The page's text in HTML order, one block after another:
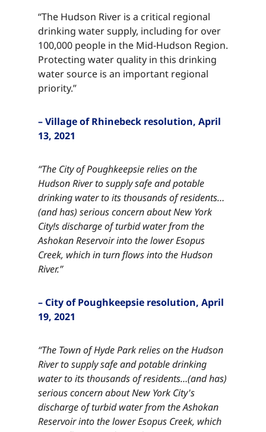
“The Hudson River is a critical regional
drinking water supply, including for over
100,000 people in the Mid-Hudson Region.
Protecting water quality in this drinking
water source is an important regional
priority.”​​​​‌ ‍ ​‍​‍‌‍ ‌ ​‍‌‍‍‌‌‍‌ ‌‍‍‌‌‍ ‍​‍​‍​ ‍‍​‍​‍‌ ​ ‌‍​‌‌‍ ‍‌‍‍‌‌ ‌​‌ ‍‌​‍ ‍‌‍‍‌‌‍ ​‍​‍​‍ ​​‍​‍‌‍‍​‌ ​‍‌‍‌‌‌‍‌‍​‍​‍​ ‍‍​‍​‍‌‍‍​‌ ‌​‌ ‌​‌ ​​‌ ​ ​ ‍‍​‍ ​‍ ‌‍​ ‌‍ ‌‌ ​ ​‍ ‍‌‍ ‌‌‍​‌‌‍‍‌‌‍ ‍​‍ ‍​ ​‍​ ​​​ ​‍​ ‌​‌ ​‍‌‍‌‌‌‍‌​‌‍‌‌‌ ​ ‌‍‍‌‌‍‌ ‌‍ ‍​‍ ‍‌ ​‍‌‍‍‌‌ ‌‍‌‍‌‌‌ ​‍‌‍‍ ‌‍‌‌‌‍‌‌‌ ​​‌‍‌‌‌ ​‍​‍ ‍‌‍ ‌ ​‍‌‍‌ ​‍ ‌‍‍‌‌‍ ‍‌ ‌​‌‍‌‌‌‍ ‍‌ ‌​​‍ ‌‍‌‌‌‍‌​‌‍‍‌‌ ‌​​‍ ‌‍ ‌‌‍ ‌‍‌​‌‍‌‌​ ‌‌ ​​‌ ​‍‌‍‌‌‌ ​ ‌‍‌‌‌‍ ‍‌ ‌​‌‍​‌‌ ‌​‌‍‍‌‌‍ ‌‍ ‍​ ‍ ‌‍‍‌‌‍‌​​ ‌​ ‌ ​ ​‌​ ​‌​ ​‌​ ​ ‌‍​‌​ ​​​ ​ ​‍ ‌​ ​‌​ ‌​​ ‌‌‌‍​ ​‍ ‌​ ‌​‌‍​‍​ ‌‌​ ‌ ​‍ ‌‌‍​‍​ ​​​ ‌‍‌‍​ ​‍ ‌​ ​​​ ‌ ​ ‌‌​ ​​​ ‍‌​ ​ ​ ​‍‌‍‌‍​ ​​​ ‍‌​ ​‌‌‍​‌​ ‍ ‌ ‌​‌ ‍‌‌ ​​‌‍‌‌​ ‌‌‍​‌‌ ​‍‌ ‌​‌‍‍‌‌‍​ ‌‍ ​‌‍‌‌​ ‍ ‌ ​​‌‍​‌‌ ‌​‌‍‍​​ ‌‌‍​ ‌‍ ‌‍ ‍‌ ‌​‌‍‌‌‌‍ ‍‌ ‌​​‍‌‌​ ‌‌‌​​‍‌‌ ‌‍‍ ‌‍‌‌‌ ‍‌​‍‌‌​ ​ ‌​‌​​‍‌‌​ ​ ‌​‌​​‍‌‌​ ​‍​ ​‍​ ‍‌​ ​‌​ ​‍​ ‌ ‌‍​‌‌‍​‌​ ​‌​ ‌ ​ ​ ‌‍​‍​ ​‍​ ​‌​‍‌‌​ ​‍​ ​‍​‍‌‌​ ‌‌‌​‌​​‍ ‍‌‍​ ‌‍‍​‌‍‍‌‌‍ ​‌‍‌​‌ ​‍‌‍‌‌‌‍ ‍​‍‌‌​ ‌‌‌​​‍‌‌ ‌‍‍ ‌‍‌‌‌ ‍‌​‍‌‌​ ​ ‌​‌​​‍‌‌​ ​ ‌​‌​​‍‌‌​ ​‍​ ​‍​ ‍‌​ ​‌​ ​‍​ ‌ ‌‍​‌‌‍​‌​ ​‌​ ‌ ​ ​ ‌‍​‍​ ​‍​ ​‌​ ​​​‍‌‌​ ​‍​ ​‍​‍‌‌​ ‌‌‌​‌​​‍ ‍‌ ‌​‌‍‌‌‌ ‍​‌ ‌​​ ‌‍​‍‌‍​‌‌ ​ ‌‍‌‌‌‌‌‌‌ ​‍‌‍ ​​ ‌‌‍‍​‌ ‌​‌ ‌​‌ ​​‌ ​ ​‍‌‌​ ​ ‌​​‌​‍‌‌​ ​‍‌​‌‍​‍‌‌​ ​‍‌​‌‍‌‍​ ‌‍ ‌‌ ​ ​‍ ‍‌‍ ‌‌‍​‌‌‍‍‌‌‍ ‍​‍ ‍​ ​‍​ ​​​ ​‍​ ‌​‌ ​‍‌‍‌‌‌‍‌​‌‍‌‌‌ ​ ‌‍‍‌‌‍‌ ‌‍ ‍​‍ ‍‌ ​‍‌‍‍‌‌ ‌‍‌‍‌‌‌ ​‍‌‍‍ ‌‍‌‌‌‍‌‌‌ ​​‌‍‌‌‌ ​‍​‍ ‍‌‍ ‌ ​‍‌‍‌ ​‍‌‍‌‍‍‌‌‍‌​​ ‌​ ‌ ​ ​‌​ ​‌​ ​‌​ ​ ‌‍​‌​ ​​​ ​ ​‍ ‌​ ​‌​ ‌​​ ‌‌‌‍​ ​‍ ‌​ ‌​‌‍​‍​ ‌‌​ ‌ ​‍ ‌‌‍​‍​ ​​​ ‌‍‌‍​ ​‍ ‌​ ​​​ ‌ ​ ‌‌​ ​​​ ‍‌​ ​ ​ ​‍‌‍‌‍​ ​​​ ‍‌​ ​‌‌‍​‌​‍‌‍‌ ‌​‌ ‍‌‌ ​​‌‍‌‌​ ‌‌‍​‌‌ ​‍‌ ‌​‌‍‍‌‌‍​ ‌‍ ​‌‍‌‌​‍‌‍‌ ​​‌‍​‌‌ ‌​‌‍‍​​ ‌‌‍​ ‌‍ ‌‍ ‍‌ ‌​‌‍‌‌‌‍ ‍‌ ‌​​‍‌‌​ ‌‌‌​​‍‌‌ ‌‍‍ ‌‍‌‌‌ ‍‌​‍‌‌​ ​ ‌​‌​​‍‌‌​ ​ ‌​‌​​‍‌‌​ ​‍​ ​‍​ ‍‌​ ​‌​ ​‍​ ‌ ‌‍​‌‌‍​‌​ ​‌​ ‌ ​ ​ ‌‍​‍​ ​‍​ ​‌​‍‌‌​ ​‍​ ​‍​‍‌‌​ ‌‌‌​‌​​‍ ‍‌‍​ ‌‍‍​‌‍‍‌‌‍ ​‌‍‌​‌ ​‍‌‍‌‌‌‍ ‍​‍‌‌​ ‌‌‌​​‍‌‌ ‌‍‍ ‌‍‌‌‌ ‍‌​‍‌‌​ ​ ‌​‌​​‍‌‌​ ​ ‌​‌​​‍‌‌​ ​‍​ ​‍​ ‍‌​ ​‌​ ​‍​ ‌ ‌‍​‌‌‍​‌​ ​‌​ ‌ ​ ​ ‌‍​‍​ ​‍​ ​‌​ ​​​‍‌‌​ ​‍​ ​‍​‍‌‌​ ‌‌‌​‌​​‍ ‍‌ ‌​‌‍‌‌‌ ‍​‌ ‌​​‍‌‍‌ ​​‌‍‌‌‌ ​‍‌ ​ ‌ ​​‌‍‌‌‌‍​ ‌ ‌​‌‍‍‌‌ ‌‍‌‍‌‌​ ‌‌ ​​‌ ‌‌‌‍​‍‌‍ ​‌‍‍‌‌ ​ ‌‍‍​‌‍‌‌‌‍‌​​‍​‍‌ ‌
– Village of Rhinebeck resolution, April
13, 2021​​​​‌ ‍ ​‍​‍‌‍ ‌ ​‍‌‍‍‌‌‍‌ ‌‍‍‌‌‍ ‍​‍​‍​ ‍‍​‍​‍‌ ​ ‌‍​‌‌‍ ‍‌‍‍‌‌ ‌​‌ ‍‌​‍ ‍‌‍‍‌‌‍ ​‍​‍​‍ ​​‍​‍‌‍‍​‌ ​‍‌‍‌‌‌‍‌‍​‍​‍​ ‍‍​‍​‍‌‍‍​‌ ‌​‌ ‌​‌ ​​‌ ​ ​ ‍‍​‍ ​‍ ‌‍​ ‌‍ ‌‌ ​ ​‍ ‍‌‍ ‌‌‍​‌‌‍‍‌‌‍ ‍​‍ ‍​ ​‍​ ​​​ ​‍​ ‌​‌ ​‍‌‍‌‌‌‍‌​‌‍‌‌‌ ​ ‌‍‍‌‌‍‌ ‌‍ ‍​‍ ‍‌ ​‍‌‍‍‌‌ ‌‍‌‍‌‌‌ ​‍‌‍‍ ‌‍‌‌‌‍‌‌‌ ​​‌‍‌‌‌ ​‍​‍ ‍‌‍ ‌ ​‍‌‍‌ ​‍ ‌‍‍‌‌‍ ‍‌ ‌​‌‍‌‌‌‍ ‍‌ ‌​​‍ ‌‍‌‌‌‍‌​‌‍‍‌‌ ‌​​‍ ‌‍ ‌‌‍ ‌‍‌​‌‍‌‌​ ‌‌ ​​‌ ​‍‌‍‌‌‌ ​ ‌‍‌‌‌‍ ‍‌ ‌​‌‍​‌‌ ‌​‌‍‍‌‌‍ ‌‍ ‍​ ‍ ‌‍‍‌‌‍‌​​ ‌​ ‌ ​ ​‌​ ​‌​ ​‌​ ​ ‌‍​‌​ ​​​ ​ ​‍ ‌​ ​‌​ ‌​​ ‌‌‌‍​ ​‍ ‌​ ‌​‌‍​‍​ ‌‌​ ‌ ​‍ ‌‌‍​‍​ ​​​ ‌‍‌‍​ ​‍ ‌​ ​​​ ‌ ​ ‌‌​ ​​​ ‍‌​ ​ ​ ​‍‌‍‌‍​ ​​​ ‍‌​ ​‌‌‍​‌​ ‍ ‌ ‌​‌ ‍‌‌ ​​‌‍‌‌​ ‌‌‍​‌‌ ​‍‌ ‌​‌‍‍‌‌‍​ ‌‍ ​‌‍‌‌​ ‍ ‌ ​​‌‍​‌‌ ‌​‌‍‍​​ ‌‌‍​ ‌‍ ‌‍ ‍‌ ‌​‌‍‌‌‌‍ ‍‌ ‌​​‍‌‌​ ‌‌‌​​‍‌‌ ‌‍‍ ‌‍‌‌‌ ‍‌​‍‌‌​ ​ ‌​‌​​‍‌‌​ ​ ‌​‌​​‍‌‌​ ​‍​ ​‍​ ​‌‌‍​ ​ ‍​​ ​‌​ ​ ​ ‍​​ ‌‍‌‍‌‌‌‍​ ​ ​ ​ ‌ ​ ‌‍​‍‌‌​ ​‍​ ​‍​‍‌‌​ ‌‌‌​‌​​‍ ‍‌‍​ ‌‍‍​‌‍‍‌‌‍ ​‌‍‌​‌ ​‍‌‍‌‌‌‍ ‍​‍‌‌​ ‌‌‌​​‍‌‌ ‌‍‍ ‌‍‌‌‌ ‍‌​‍‌‌​ ​ ‌​‌​​‍‌‌​ ​ ‌​‌​​‍‌‌​ ​‍​ ​‍​ ​‌‌‍​ ​ ‍​​ ​‌​ ​ ​ ‍​​ ‌‍‌‍‌‌‌‍​ ​ ​ ​ ‌ ​ ‌‍​ ​​​‍‌‌​ ​‍​ ​‍​‍‌‌​ ‌‌‌​‌​​‍ ‍‌ ‌​‌‍‌‌‌ ‍​‌ ‌​​ ‌‍​‍‌‍​‌‌ ​ ‌‍‌‌‌‌‌‌‌ ​‍‌‍ ​​ ‌‌‍‍​‌ ‌​‌ ‌​‌ ​​‌ ​ ​‍‌‌​ ​ ‌​​‌​‍‌‌​ ​‍‌​‌‍​‍‌‌​ ​‍‌​‌‍‌‍​ ‌‍ ‌‌ ​ ​‍ ‍‌‍ ‌‌‍​‌‌‍‍‌‌‍ ‍​‍ ‍​ ​‍​ ​​​ ​‍​ ‌​‌ ​‍‌‍‌‌‌‍‌​‌‍‌‌‌ ​ ‌‍‍‌‌‍‌ ‌‍ ‍​‍ ‍‌ ​‍‌‍‍‌‌ ‌‍‌‍‌‌‌ ​‍‌‍‍ ‌‍‌‌‌‍‌‌‌ ​​‌‍‌‌‌ ​‍​‍ ‍‌‍ ‌ ​‍‌‍‌ ​‍‌‍‌‍‍‌‌‍‌​​ ‌​ ‌ ​ ​‌​ ​‌​ ​‌​ ​ ‌‍​‌​ ​​​ ​ ​‍ ‌​ ​‌​ ‌​​ ‌‌‌‍​ ​‍ ‌​ ‌​‌‍​‍​ ‌‌​ ‌ ​‍ ‌‌‍​‍​ ​​​ ‌‍‌‍​ ​‍ ‌​ ​​​ ‌ ​ ‌‌​ ​​​ ‍‌​ ​ ​ ​‍‌‍‌‍​ ​​​ ‍‌​ ​‌‌‍​‌​‍‌‍‌ ‌​‌ ‍‌‌ ​​‌‍‌‌​ ‌‌‍​‌‌ ​‍‌ ‌​‌‍‍‌‌‍​ ‌‍ ​‌‍‌‌​‍‌‍‌ ​​‌‍​‌‌ ‌​‌‍‍​​ ‌‌‍​ ‌‍ ‌‍ ‍‌ ‌​‌‍‌‌‌‍ ‍‌ ‌​​‍‌‌​ ‌‌‌​​‍‌‌ ‌‍‍ ‌‍‌‌‌ ‍‌​‍‌‌​ ​ ‌​‌​​‍‌‌​ ​ ‌​‌​​‍‌‌​ ​‍​ ​‍​ ​‌‌‍​ ​ ‍​​ ​‌​ ​ ​ ‍​​ ‌‍‌‍‌‌‌‍​ ​ ​ ​ ‌ ​ ‌‍​‍‌‌​ ​‍​ ​‍​‍‌‌​ ‌‌‌​‌​​‍ ‍‌‍​ ‌‍‍​‌‍‍‌‌‍ ​‌‍‌​‌ ​‍‌‍‌‌‌‍ ‍​‍‌‌​ ‌‌‌​​‍‌‌ ‌‍‍ ‌‍‌‌‌ ‍‌​‍‌‌​ ​ ‌​‌​​‍‌‌​ ​ ‌​‌​​‍‌‌​ ​‍​ ​‍​ ​‌‌‍​ ​ ‍​​ ​‌​ ​ ​ ‍​​ ‌‍‌‍‌‌‌‍​ ​ ​ ​ ‌ ​ ‌‍​ ​​​‍‌‌​ ​‍​ ​‍​‍‌‌​ ‌‌‌​‌​​‍ ‍‌ ‌​‌‍‌‌‌ ‍​‌ ‌​​‍‌‍‌ ​​‌‍‌‌‌ ​‍‌ ​ ‌ ​​‌‍‌‌‌‍​ ‌ ‌​‌‍‍‌‌ ‌‍‌‍‌‌​ ‌‌ ​​‌ ‌‌‌‍​‍‌‍ ​‌‍‍‌‌ ​ ‌‍‍​‌‍‌‌‌‍‌​​‍​‍‌ ‌
“The City of Poughkeepsie relies on the
Hudson River to supply safe and potable
drinking water to its thousands of residents…
(and has) serious concern about New York
City!s discharge of turbid water from the
Ashokan Reservoir into the lower Esopus
Creek, which in turn flows into the Hudson
River.”​​​​‌ ‍ ​‍​‍‌‍ ‌ ​‍‌‍‍‌‌‍‌ ‌‍‍‌‌‍ ‍​‍​‍​ ‍‍​‍​‍‌ ​ ‌‍​‌‌‍ ‍‌‍‍‌‌ ‌​‌ ‍‌​‍ ‍‌‍‍‌‌‍ ​‍​‍​‍ ​​‍​‍‌‍‍​‌ ​‍‌‍‌‌‌‍‌‍​‍​‍​ ‍‍​‍​‍‌‍‍​‌ ‌​‌ ‌​‌ ​​‌ ​ ​ ‍‍​‍ ​‍ ‌‍​ ‌‍ ‌‌ ​ ​‍ ‍‌‍ ‌‌‍​‌‌‍‍‌‌‍ ‍​‍ ‍​ ​‍​ ​​​ ​‍​ ‌​‌ ​‍‌‍‌‌‌‍‌​‌‍‌‌‌ ​ ‌‍‍‌‌‍‌ ‌‍ ‍​‍ ‍‌ ​‍‌‍‍‌‌ ‌‍‌‍‌‌‌ ​‍‌‍‍ ‌‍‌‌‌‍‌‌‌ ​​‌‍‌‌‌ ​‍​‍ ‍‌‍ ‌ ​‍‌‍‌ ​‍ ‌‍‍‌‌‍ ‍‌ ‌​‌‍‌‌‌‍ ‍‌ ‌​​‍ ‌‍‌‌‌‍‌​‌‍‍‌‌ ‌​​‍ ‌‍ ‌‌‍ ‌‍‌​‌‍‌‌​ ‌‌ ​​‌ ​‍‌‍‌‌‌ ​ ‌‍‌‌‌‍ ‍‌ ‌​‌‍​‌‌ ‌​‌‍‍‌‌‍ ‌‍ ‍​ ‍ ‌‍‍‌‌‍‌​​ ‌​ ‌ ​ ​‌​ ​‌​ ​‌​ ​ ‌‍​‌​ ​​​ ​ ​‍ ‌​ ​‌​ ‌​​ ‌‌‌‍​ ​‍ ‌​ ‌​‌‍​‍​ ‌‌​ ‌ ​‍ ‌‌‍​‍​ ​​​ ‌‍‌‍​ ​‍ ‌​ ​​​ ‌ ​ ‌‌​ ​​​ ‍‌​ ​ ​ ​‍‌‍‌‍​ ​​​ ‍‌​ ​‌‌‍​‌​ ‍ ‌ ‌​‌ ‍‌‌ ​​‌‍‌‌​ ‌‌‍​‌‌ ​‍‌ ‌​‌‍‍‌‌‍​ ‌‍ ​‌‍‌‌​ ‍ ‌ ​​‌‍​‌‌ ‌​‌‍‍​​ ‌‌‍​ ‌‍ ‌‍ ‍‌ ‌​‌‍‌‌‌‍ ‍‌ ‌​​‍‌‌​ ‌‌‌​​‍‌‌ ‌‍‍ ‌‍‌‌‌ ‍‌​‍‌‌​ ​ ‌​‌​​‍‌‌​ ​ ‌​‌​​‍‌‌​ ​‍​ ​‍​ ‌​​ ‍​‌‍​‍​ ‍​​ ​‍​ ‌‌‌‍‌‌​ ‍​​ ‌ ‌‍‌‌‌‍​ ​ ‌​​‍‌‌​ ​‍​ ​‍​‍‌‌​ ‌‌‌​‌​​‍ ‍‌‍​ ‌‍‍​‌‍‍‌‌‍ ​‌‍‌​‌ ​‍‌‍‌‌‌‍ ‍​‍‌‌​ ‌‌‌​​‍‌‌ ‌‍‍ ‌‍‌‌‌ ‍‌​‍‌‌​ ​ ‌​‌​​‍‌‌​ ​ ‌​‌​​‍‌‌​ ​‍​ ​‍​ ‌​​ ‍​‌‍​‍​ ‍​​ ​‍​ ‌‌‌‍‌‌​ ‍​​ ‌ ‌‍‌‌‌‍​ ​ ‌​​ ​​​‍‌‌​ ​‍​ ​‍​‍‌‌​ ‌‌‌​‌​​‍ ‍‌ ‌​‌‍‌‌‌ ‍​‌ ‌​​ ‌‍​‍‌‍​‌‌ ​ ‌‍‌‌‌‌‌‌‌ ​‍‌‍ ​​ ‌‌‍‍​‌ ‌​‌ ‌​‌ ​​‌ ​ ​‍‌‌​ ​ ‌​​‌​‍‌‌​ ​‍‌​‌‍​‍‌‌​ ​‍‌​‌‍‌‍​ ‌‍ ‌‌ ​ ​‍ ‍‌‍ ‌‌‍​‌‌‍‍‌‌‍ ‍​‍ ‍​ ​‍​ ​​​ ​‍​ ‌​‌ ​‍‌‍‌‌‌‍‌​‌‍‌‌‌ ​ ‌‍‍‌‌‍‌ ‌‍ ‍​‍ ‍‌ ​‍‌‍‍‌‌ ‌‍‌‍‌‌‌ ​‍‌‍‍ ‌‍‌‌‌‍‌‌‌ ​​‌‍‌‌‌ ​‍​‍ ‍‌‍ ‌ ​‍‌‍‌ ​‍‌‍‌‍‍‌‌‍‌​​ ‌​ ‌ ​ ​‌​ ​‌​ ​‌​ ​ ‌‍​‌​ ​​​ ​ ​‍ ‌​ ​‌​ ‌​​ ‌‌‌‍​ ​‍ ‌​ ‌​‌‍​‍​ ‌‌​ ‌ ​‍ ‌‌‍​‍​ ​​​ ‌‍‌‍​ ​‍ ‌​ ​​​ ‌ ​ ‌‌​ ​​​ ‍‌​ ​ ​ ​‍‌‍‌‍​ ​​​ ‍‌​ ​‌‌‍​‌​‍‌‍‌ ‌​‌ ‍‌‌ ​​‌‍‌‌​ ‌‌‍​‌‌ ​‍‌ ‌​‌‍‍‌‌‍​ ‌‍ ​‌‍‌‌​‍‌‍‌ ​​‌‍​‌‌ ‌​‌‍‍​​ ‌‌‍​ ‌‍ ‌‍ ‍‌ ‌​‌‍‌‌‌‍ ‍‌ ‌​​‍‌‌​ ‌‌‌​​‍‌‌ ‌‍‍ ‌‍‌‌‌ ‍‌​‍‌‌​ ​ ‌​‌​​‍‌‌​ ​ ‌​‌​​‍‌‌​ ​‍​ ​‍​ ‌​​ ‍​‌‍​‍​ ‍​​ ​‍​ ‌‌‌‍‌‌​ ‍​​ ‌ ‌‍‌‌‌‍​ ​ ‌​​‍‌‌​ ​‍​ ​‍​‍‌‌​ ‌‌‌​‌​​‍ ‍‌‍​ ‌‍‍​‌‍‍‌‌‍ ​‌‍‌​‌ ​‍‌‍‌‌‌‍ ‍​‍‌‌​ ‌‌‌​​‍‌‌ ‌‍‍ ‌‍‌‌‌ ‍‌​‍‌‌​ ​ ‌​‌​​‍‌‌​ ​ ‌​‌​​‍‌‌​ ​‍​ ​‍​ ‌​​ ‍​‌‍​‍​ ‍​​ ​‍​ ‌‌‌‍‌‌​ ‍​​ ‌ ‌‍‌‌‌‍​ ​ ‌​​ ​​​‍‌‌​ ​‍​ ​‍​‍‌‌​ ‌‌‌​‌​​‍ ‍‌ ‌​‌‍‌‌‌ ‍​‌ ‌​​‍‌‍‌ ​​‌‍‌‌‌ ​‍‌ ​ ‌ ​​‌‍‌‌‌‍​ ‌ ‌​‌‍‍‌‌ ‌‍‌‍‌‌​ ‌‌ ​​‌ ‌‌‌‍​‍‌‍ ​‌‍‍‌‌ ​ ‌‍‍​‌‍‌‌‌‍‌​​‍​‍‌ ‌
– City of Poughkeepsie resolution, April
19, 2021​​​​‌ ‍ ​‍​‍‌‍ ‌ ​‍‌‍‍‌‌‍‌ ‌‍‍‌‌‍ ‍​‍​‍​ ‍‍​‍​‍‌ ​ ‌‍​‌‌‍ ‍‌‍‍‌‌ ‌​‌ ‍‌​‍ ‍‌‍‍‌‌‍ ​‍​‍​‍ ​​‍​‍‌‍‍​‌ ​‍‌‍‌‌‌‍‌‍​‍​‍​ ‍‍​‍​‍‌‍‍​‌ ‌​‌ ‌​‌ ​​‌ ​ ​ ‍‍​‍ ​‍ ‌‍​ ‌‍ ‌‌ ​ ​‍ ‍‌‍ ‌‌‍​‌‌‍‍‌‌‍ ‍​‍ ‍​ ​‍​ ​​​ ​‍​ ‌​‌ ​‍‌‍‌‌‌‍‌​‌‍‌‌‌ ​ ‌‍‍‌‌‍‌ ‌‍ ‍​‍ ‍‌ ​‍‌‍‍‌‌ ‌‍‌‍‌‌‌ ​‍‌‍‍ ‌‍‌‌‌‍‌‌‌ ​​‌‍‌‌‌ ​‍​‍ ‍‌‍ ‌ ​‍‌‍‌ ​‍ ‌‍‍‌‌‍ ‍‌ ‌​‌‍‌‌‌‍ ‍‌ ‌​​‍ ‌‍‌‌‌‍‌​‌‍‍‌‌ ‌​​‍ ‌‍ ‌‌‍ ‌‍‌​‌‍‌‌​ ‌‌ ​​‌ ​‍‌‍‌‌‌ ​ ‌‍‌‌‌‍ ‍‌ ‌​‌‍​‌‌ ‌​‌‍‍‌‌‍ ‌‍ ‍​ ‍ ‌‍‍‌‌‍‌​​ ‌​ ‌ ​ ​‌​ ​‌​ ​‌​ ​ ‌‍​‌​ ​​​ ​ ​‍ ‌​ ​‌​ ‌​​ ‌‌‌‍​ ​‍ ‌​ ‌​‌‍​‍​ ‌‌​ ‌ ​‍ ‌‌‍​‍​ ​​​ ‌‍‌‍​ ​‍ ‌​ ​​​ ‌ ​ ‌‌​ ​​​ ‍‌​ ​ ​ ​‍‌‍‌‍​ ​​​ ‍‌​ ​‌‌‍​‌​ ‍ ‌ ‌​‌ ‍‌‌ ​​‌‍‌‌​ ‌‌‍​‌‌ ​‍‌ ‌​‌‍‍‌‌‍​ ‌‍ ​‌‍‌‌​ ‍ ‌ ​​‌‍​‌‌ ‌​‌‍‍​​ ‌‌‍​ ‌‍ ‌‍ ‍‌ ‌​‌‍‌‌‌‍ ‍‌ ‌​​‍‌‌​ ‌‌‌​​‍‌‌ ‌‍‍ ‌‍‌‌‌ ‍‌​‍‌‌​ ​ ‌​‌​​‍‌‌​ ​ ‌​‌​​‍‌‌​ ​‍​ ​‍‌‍‌​‌‍‌‍​ ​ ​ ​ ‌‍​‍​ ​ ​ ‍​‌‍​‍​ ‍‌‌‍‌‍​ ‍‌‌‍​‍​‍‌‌​ ​‍​ ​‍​‍‌‌​ ‌‌‌​‌​​‍ ‍‌‍​ ‌‍‍​‌‍‍‌‌‍ ​‌‍‌​‌ ​‍‌‍‌‌‌‍ ‍​‍‌‌​ ‌‌‌​​‍‌‌ ‌‍‍ ‌‍‌‌‌ ‍‌​‍‌‌​ ​ ‌​‌​​‍‌‌​ ​ ‌​‌​​‍‌‌​ ​‍​ ​‍‌‍‌​‌‍‌‍​ ​ ​ ​ ‌‍​‍​ ​ ​ ‍​‌‍​‍​ ‍‌‌‍‌‍​ ‍‌‌‍​‍​ ​​​‍‌‌​ ​‍​ ​‍​‍‌‌​ ‌‌‌​‌​​‍ ‍‌ ‌​‌‍‌‌‌ ‍​‌ ‌​​ ‌‍​‍‌‍​‌‌ ​ ‌‍‌‌‌‌‌‌‌ ​‍‌‍ ​​ ‌‌‍‍​‌ ‌​‌ ‌​‌ ​​‌ ​ ​‍‌‌​ ​ ‌​​‌​‍‌‌​ ​‍‌​‌‍​‍‌‌​ ​‍‌​‌‍‌‍​ ‌‍ ‌‌ ​ ​‍ ‍‌‍ ‌‌‍​‌‌‍‍‌‌‍ ‍​‍ ‍​ ​‍​ ​​​ ​‍​ ‌​‌ ​‍‌‍‌‌‌‍‌​‌‍‌‌‌ ​ ‌‍‍‌‌‍‌ ‌‍ ‍​‍ ‍‌ ​‍‌‍‍‌‌ ‌‍‌‍‌‌‌ ​‍‌‍‍ ‌‍‌‌‌‍‌‌‌ ​​‌‍‌‌‌ ​‍​‍ ‍‌‍ ‌ ​‍‌‍‌ ​‍‌‍‌‍‍‌‌‍‌​​ ‌​ ‌ ​ ​‌​ ​‌​ ​‌​ ​ ‌‍​‌​ ​​​ ​ ​‍ ‌​ ​‌​ ‌​​ ‌‌‌‍​ ​‍ ‌​ ‌​‌‍​‍​ ‌‌​ ‌ ​‍ ‌‌‍​‍​ ​​​ ‌‍‌‍​ ​‍ ‌​ ​​​ ‌ ​ ‌‌​ ​​​ ‍‌​ ​ ​ ​‍‌‍‌‍​ ​​​ ‍‌​ ​‌‌‍​‌​‍‌‍‌ ‌​‌ ‍‌‌ ​​‌‍‌‌​ ‌‌‍​‌‌ ​‍‌ ‌​‌‍‍‌‌‍​ ‌‍ ​‌‍‌‌​‍‌‍‌ ​​‌‍​‌‌ ‌​‌‍‍​​ ‌‌‍​ ‌‍ ‌‍ ‍‌ ‌​‌‍‌‌‌‍ ‍‌ ‌​​‍‌‌​ ‌‌‌​​‍‌‌ ‌‍‍ ‌‍‌‌‌ ‍‌​‍‌‌​ ​ ‌​‌​​‍‌‌​ ​ ‌​‌​​‍‌‌​ ​‍​ ​‍‌‍‌​‌‍‌‍​ ​ ​ ​ ‌‍​‍​ ​ ​ ‍​‌‍​‍​ ‍‌‌‍‌‍​ ‍‌‌‍​‍​‍‌‌​ ​‍​ ​‍​‍‌‌​ ‌‌‌​‌​​‍ ‍‌‍​ ‌‍‍​‌‍‍‌‌‍ ​‌‍‌​‌ ​‍‌‍‌‌‌‍ ‍​‍‌‌​ ‌‌‌​​‍‌‌ ‌‍‍ ‌‍‌‌‌ ‍‌​‍‌‌​ ​ ‌​‌​​‍‌‌​ ​ ‌​‌​​‍‌‌​ ​‍​ ​‍‌‍‌​‌‍‌‍​ ​ ​ ​ ‌‍​‍​ ​ ​ ‍​‌‍​‍​ ‍‌‌‍‌‍​ ‍‌‌‍​‍​ ​​​‍‌‌​ ​‍​ ​‍​‍‌‌​ ‌‌‌​‌​​‍ ‍‌ ‌​‌‍‌‌‌ ‍​‌ ‌​​‍‌‍‌ ​​‌‍‌‌‌ ​‍‌ ​ ‌ ​​‌‍‌‌‌‍​ ‌ ‌​‌‍‍‌‌ ‌‍‌‍‌‌​ ‌‌ ​​‌ ‌‌‌‍​‍‌‍ ​‌‍‍‌‌ ​ ‌‍‍​‌‍‌‌‌‍‌​​‍​‍‌ ‌
“The Town of Hyde Park relies on the Hudson
River to supply safe and potable drinking
water to its thousands of residents…(and has)
serious concern about New York City's
discharge of turbid water from the Ashokan
Reservoir into the lower Esopus Creek, which